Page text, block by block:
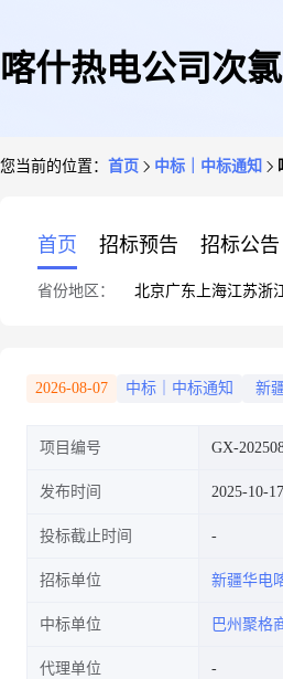
喀什热电公司次
您当前的位置： 首页 中标｜中标通知
首页 招标预告 招标公告
省份地区： 北京广东 上海江苏浙
2026-08-07 中标｜中标通知 新
项目编号 GX-
发布时间 2025-10-
投标截止时间
招标单位 新疆华电
中标单位 巴州聚格
代理单位